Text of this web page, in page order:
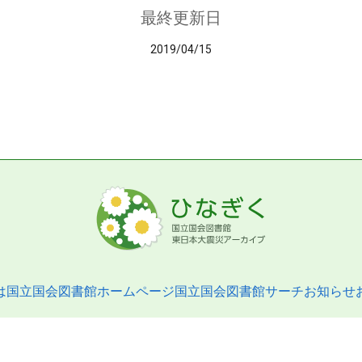
最終更新日
2019/04/15
国立国会図書館ホームページ国立国会図書館サーチお知らせ